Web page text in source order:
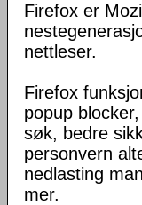
Firefox er
nettleser.
Firefox
popup
søk, bedre
personvern
nedlasting
mer.